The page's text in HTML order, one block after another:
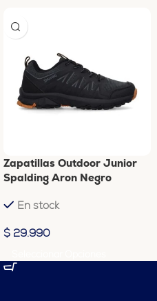
Zapatillas Outdoor Junior
Spalding Aron Negro
En stock
$ 29.990